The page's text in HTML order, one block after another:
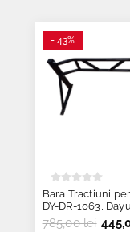
- 43%
Bara Tractiuni
DY-DR-1063, Dayu
Fitness
785,00 lei